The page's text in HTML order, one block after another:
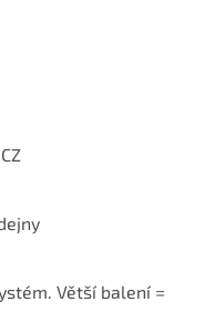
Větší balení =